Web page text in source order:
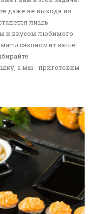
даже не выходя из
лишь
и вкусом любимого
сэкономит ваше
а мы - приготовим
в Алматы -